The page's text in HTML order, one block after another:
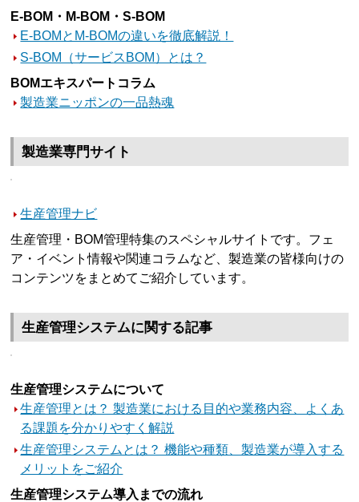
E-BOM・M-BOM・S-BOM
E-BOMとM-BOMの違いを徹底解説！
S-BOM（サービスBOM）とは？
BOMエキスパートコラム
製造業ニッポンの一品熱魂
製造業専門サイト
生産管理ナビ
生産管理・BOM管理特集のスペシャルサイトです。フェ
ア・イベント情報や関連コラムなど、製造業の皆様向けの
コンテンツをまとめてご紹介しています。
生産管理システムに関する記事
生産管理システムについて
生産管理とは？ 製造業における目的や業務内容、よくあ
る課題を分かりやすく解説
生産管理システムとは？ 機能や種類、製造業が導入する
メリットをご紹介
生産管理システム導入までの流れ